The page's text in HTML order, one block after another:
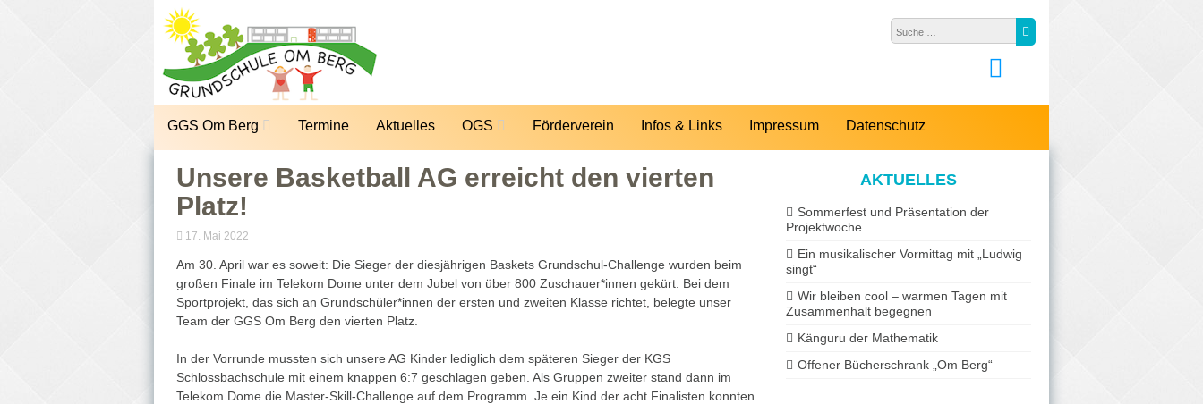
Zum
Inhalt
springen
GGS Om Berg Termine Aktuelles OGS Förderverein Infos & Links Impressum Datenschutz
Unsere Basketball AG erreicht den vierten
Platz!
17. Mai 2022
Am 30. April war es soweit: Die Sieger der diesjährigen Baskets Grundschul-Challenge wurden beim
großen Finale im Telekom Dome unter dem Jubel von über 800 Zuschauer*innen gekürt. Bei dem
Sportprojekt, das sich an Grundschüler*innen der ersten und zweiten Klasse richtet, belegte unser
Team der GGS Om Berg den vierten Platz.
In der Vorrunde mussten sich unsere AG Kinder lediglich dem späteren Sieger der KGS
Schlossbachschule mit einem knappen 6:7 geschlagen geben. Als Gruppen zweiter stand dann im
Telekom Dome die Master-Skill-Challenge auf dem Programm. Je ein Kind der acht Finalisten konnten
AKTUELLES
Sommerfest und Präsentation der
Projektwoche
Ein musikalischer Vormittag mit „Ludwig
singt“
Wir bleiben cool – warmen Tagen mit
Zusammenhalt begegnen
Känguru der Mathematik
Offener Bücherschrank „Om Berg“